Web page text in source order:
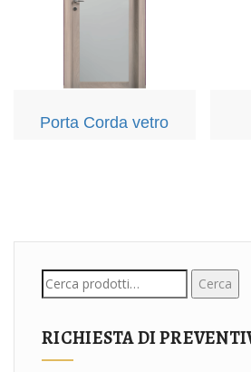
Porta Corda vetro
Cerca: Cerca
RICHIESTA DI